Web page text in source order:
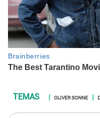
OLIVER SONNE